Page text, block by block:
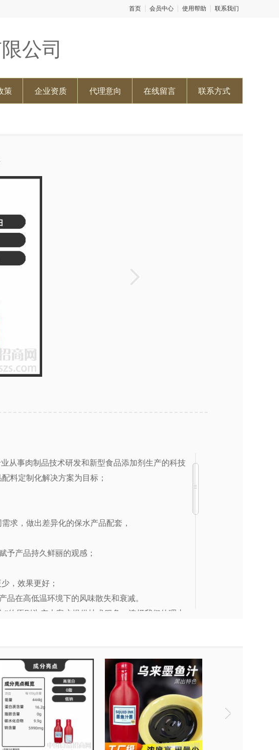
首页 会员中心 使用帮助 联系我们
公司
策 企业资质 代理意向 在线留言 联系方式
从事肉制品技术研发和新型食品添加剂生产的科技
料定制化解决方案为目标；
求，做出差异化的保水产品配套，
予产品持久鲜丽的观感；
，效果更好；
品在高低温环境下的风味散失和衰减。
的原则为广大客户提供技术服务。选择我们的理由